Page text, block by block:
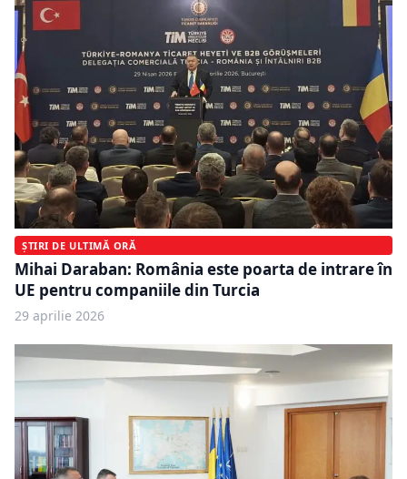
ȘTIRI DE ULTIMĂ ORĂ
Mihai Daraban: România este poarta de intrare în
UE pentru companiile din Turcia
29 aprilie 2026